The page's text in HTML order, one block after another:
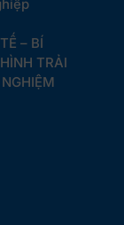
– BÍ
TRẢI